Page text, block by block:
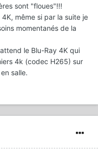
sont "floues"!!!
même si par la suite je
momentanés de la
le Blu-Ray 4K qui
4k (codec H265) sur
salle.